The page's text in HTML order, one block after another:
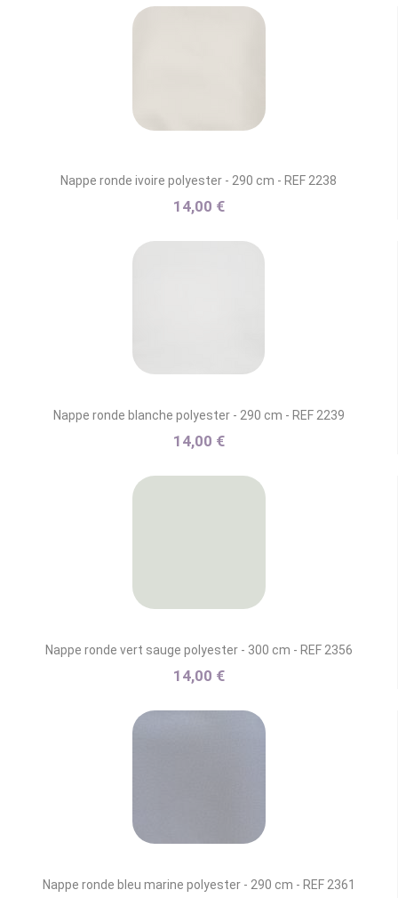
Nappe ronde ivoire polyester - 290 cm - REF 2238
14,00 €
Nappe ronde blanche polyester - 290 cm - REF 2239
14,00 €
Nappe ronde vert sauge polyester - 300 cm - REF 2356
14,00 €
Nappe ronde bleu marine polyester - 290 cm - REF 2361